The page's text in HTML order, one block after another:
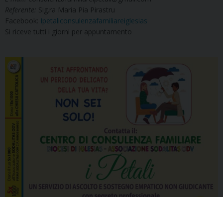
Referente: Sig.ra Maria Pia Pirastru
Facebook: Ipetaliconsulenzafamiliareiglesias
Si riceve tutti i giorni per appuntamento